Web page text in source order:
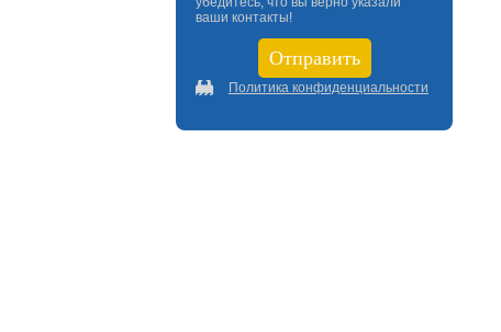
ваши контакты!
Политика конфиденциальности